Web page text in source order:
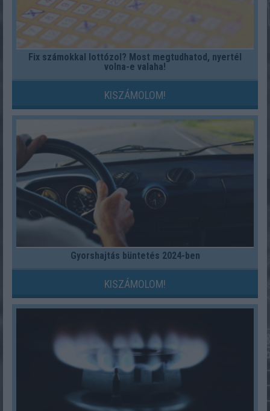
Fix számokkal lottózol? Most megtudhatod, nyertél
volna-e valaha!
KISZÁMOLOM!
Gyorshajtás büntetés 2024-ben
KISZÁMOLOM!